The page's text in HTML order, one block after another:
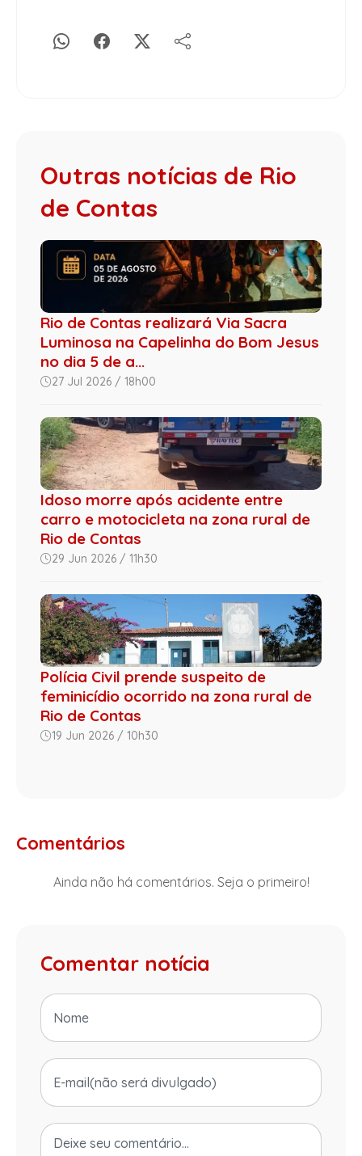
Outras notícias de Rio
de Contas
Rio de Contas realizará Via Sacra
Luminosa na Capelinha do Bom Jesus
no dia 5 de a...
27 Jul 2026 / 18h00
Idoso morre após acidente entre
carro e motocicleta na zona rural de
Rio de Contas
29 Jun 2026 / 11h30
Polícia Civil prende suspeito de
feminicídio ocorrido na zona rural de
Rio de Contas
19 Jun 2026 / 10h30
Comentários
Ainda não há comentários. Seja o primeiro!
Comentar notícia